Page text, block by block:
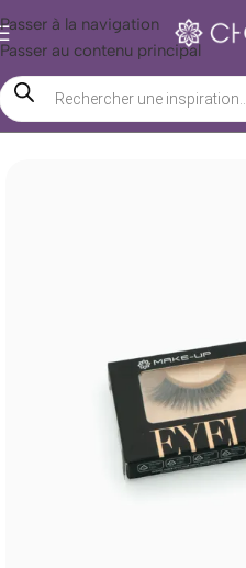
Passer à la navigation
Passer au contenu principal
Accueil/ Boutique Chogan/